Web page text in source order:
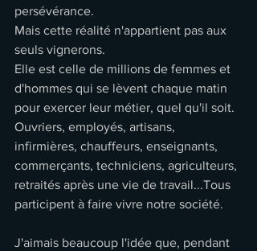
persévérance.
Mais cette réalité n'appartient pas aux
seuls vignerons.
Elle est celle de millions de femmes et
d'hommes qui se lèvent chaque matin
pour exercer leur métier, quel qu'il soit.
Ouvriers, employés, artisans,
infirmières, chauffeurs, enseignants,
commerçants, techniciens, agriculteurs,
retraités après une vie de travail...Tous
participent à faire vivre notre société.
J'aimais beaucoup l'idée que, pendant